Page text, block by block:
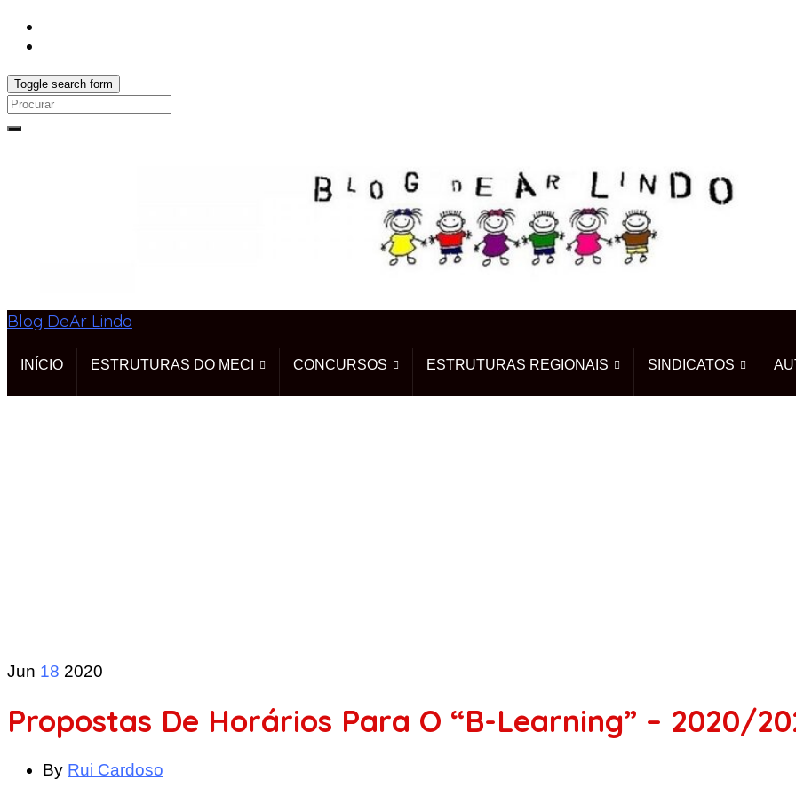
Toggle search form
Search
Blog DeAr Lindo
INÍCIO ESTRUTURAS DO MECI CONCURSOS ESTRUTURAS REGIONAIS SINDICATOS
Jun 18 2020
Propostas De Horários Para O “B-Learning” – 2020/
By Rui Cardoso